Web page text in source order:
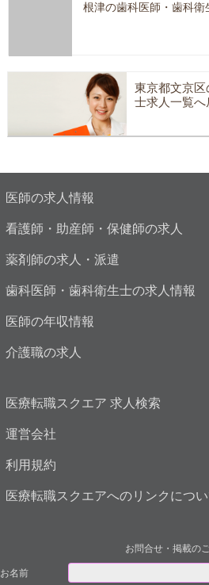
根津の歯科医師・歯科衛
東京都文京
士求人一覧へ
医師の求人情報
看護師・助産師・保健師の求人
薬剤師の求人・派遣
歯科医師・歯科衛生士の求人情報
医師の年収情報
介護職の求人
医療転職スクエア 求人検索
運営会社
利用規約
医療転職スクエアへのリンクにつ
お問合せ・掲載の
お名前